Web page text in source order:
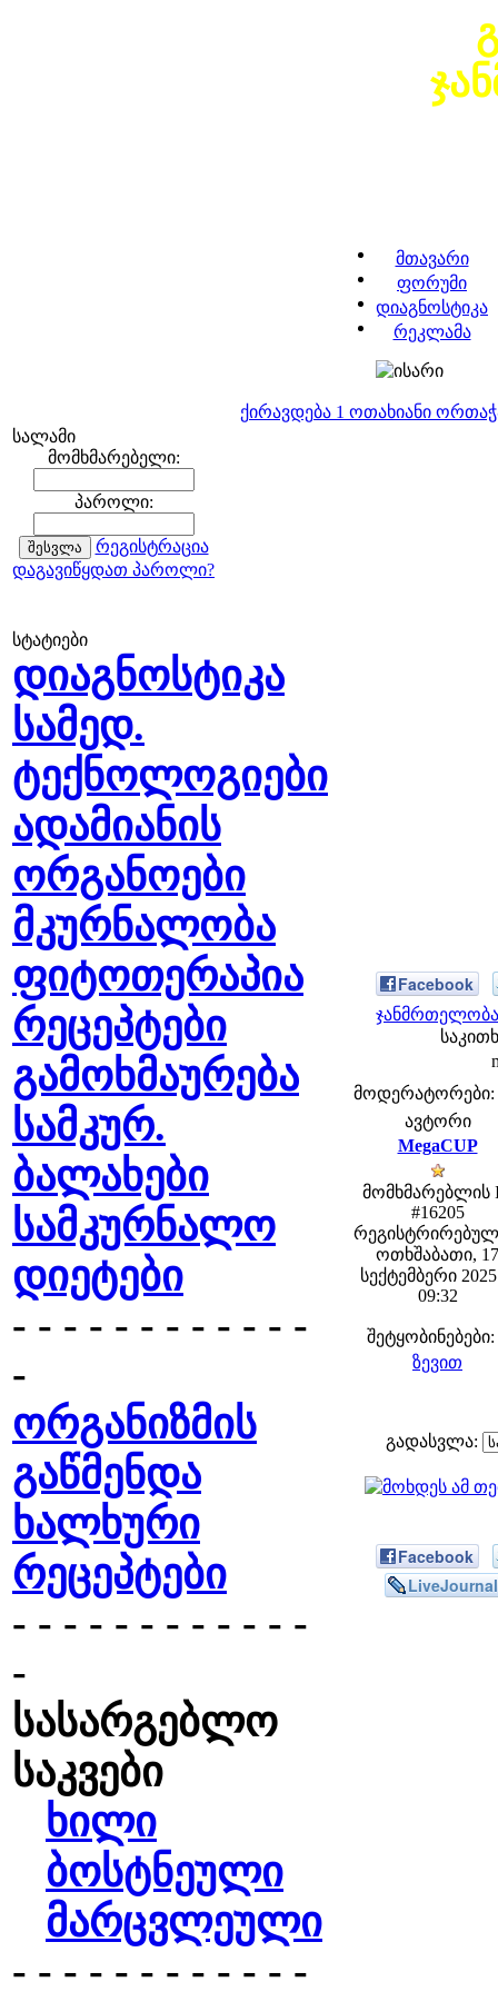
მთავარი
ფორუმი
დიაგნოსტიკა
რეკლამა
ქირავდება 1 ოთახიანი
სალამი
მომხმარებელი:
პაროლი:
რეგისტრაცია
დაგავიწყდათ პაროლი?
სტატიები
დიაგნოსტიკა
სამედ.
ტექნოლოგიები
ადამიანის
ორგანოები
მკურნალობა
ფიტოთერაპია
რეცეპტები
გამოხმაურება
სამკურ.
ბალახები
სამკურნალო
დიეტები
- - - - - - - - - - - -
-
ორგანიზმის
გაწმენდა
ხალხური
რეცეპტები
- - - - - - - - - - - -
-
სასარგებლო
საკვები
ხილი
ბოსტნეული
მარცვლეული
- - - - - - - - - - - -
Facebook
მოდერატორები:
ავტორი
MegaCUP
მომხმარებლის
#16205
ოთხშაბათი, 17
სექტემბერი
09:32
შეტყობინებები:
ზევით
გადასვლა:
Facebook
LiveJournal